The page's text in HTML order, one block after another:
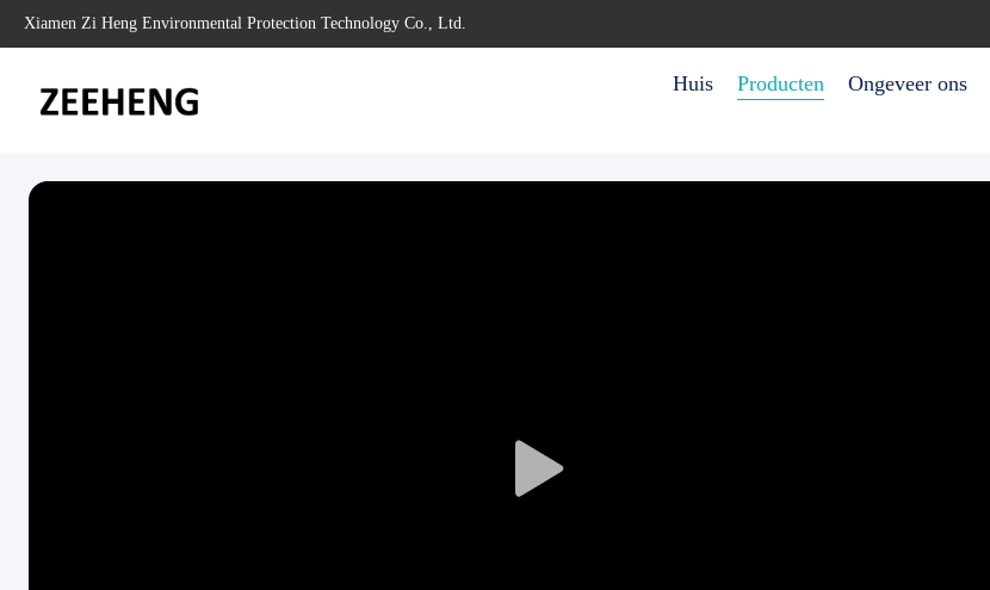
Xiamen Zi Heng Environmental Protection Technology Co., Ltd.
Huis Producten Ongeveer ons
Play